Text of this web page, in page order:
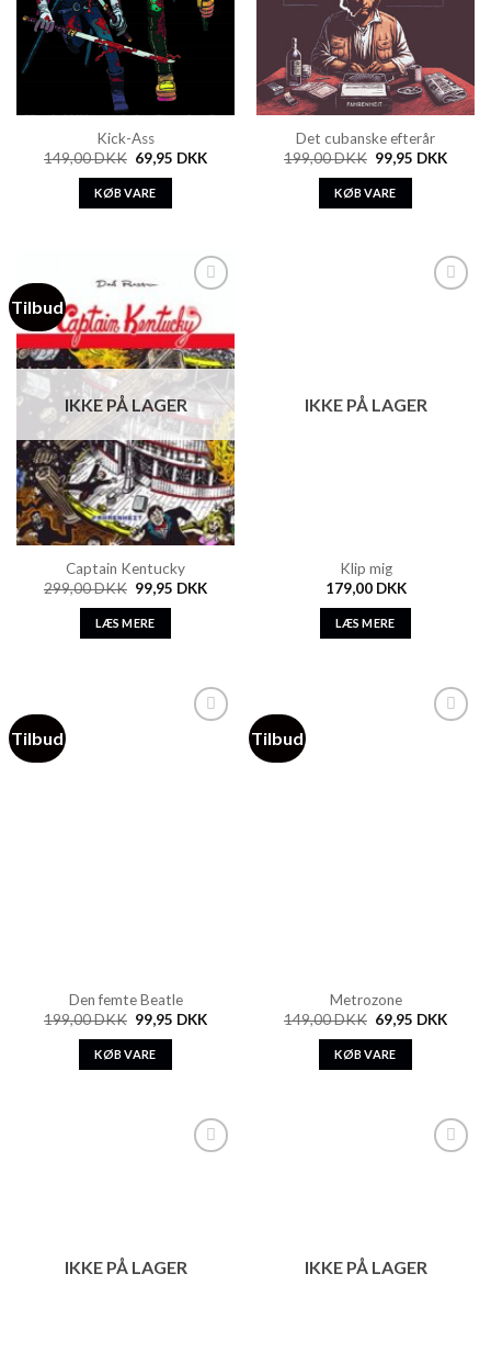
Kick-Ass
149,00DKK 69,95 DKK
KØB VARE
Det cubanske efterår
199,00DKK 99,95 DKK
KØB VARE
Tilbud
Add to
Wishlist
IKKE PÅ LAGER
Captain Kentucky
299,00DKK 99,95 DKK
LÆS MERE
IKKE PÅ LAGER
Klip mig
179,00 DKK
LÆS MERE
Tilbud
Den femte Beatle
199,00DKK 99,95 DKK
KØB VARE
Tilbud
Metrozone
149,00DKK 69,95 DKK
KØB VARE
IKKE PÅ LAGER IKKE PÅ LAGER